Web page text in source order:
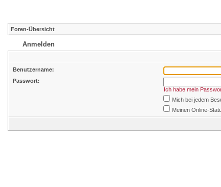
Foren-Übersicht
Anmelden
Benutzername:
Passwort:
Ich habe mein
Mich bei jedem
Meinen Online-